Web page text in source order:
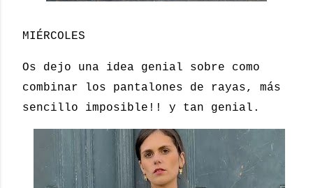
MIÉRCOLES
Os dejo una idea genial sobre como
combinar los pantalones de rayas, más
sencillo imposible!! y tan genial.